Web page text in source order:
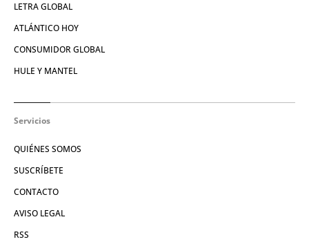
LETRA GLOBAL
ATLÁNTICO HOY
CONSUMIDOR GLOBAL
HULE Y MANTEL
Servicios
QUIÉNES SOMOS
SUSCRÍBETE
CONTACTO
AVISO LEGAL
RSS